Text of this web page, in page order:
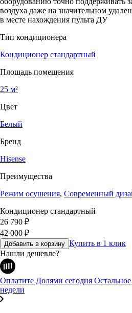
воздуха даже на значительном
в месте нахождения пульта ДУ
Тип кондиционера
Кондиционер стандартный
Площадь помещения
25 м²
Цвет
Белый
Бренд
Hisense
Преимущества
Режим осушения, Современный
Кондиционер стандартный
26 790 ₽
42 000 ₽
Добавить в корзину Купить в 1 клик
Нашли дешевле?
Оплатите Долями сегодня
недели